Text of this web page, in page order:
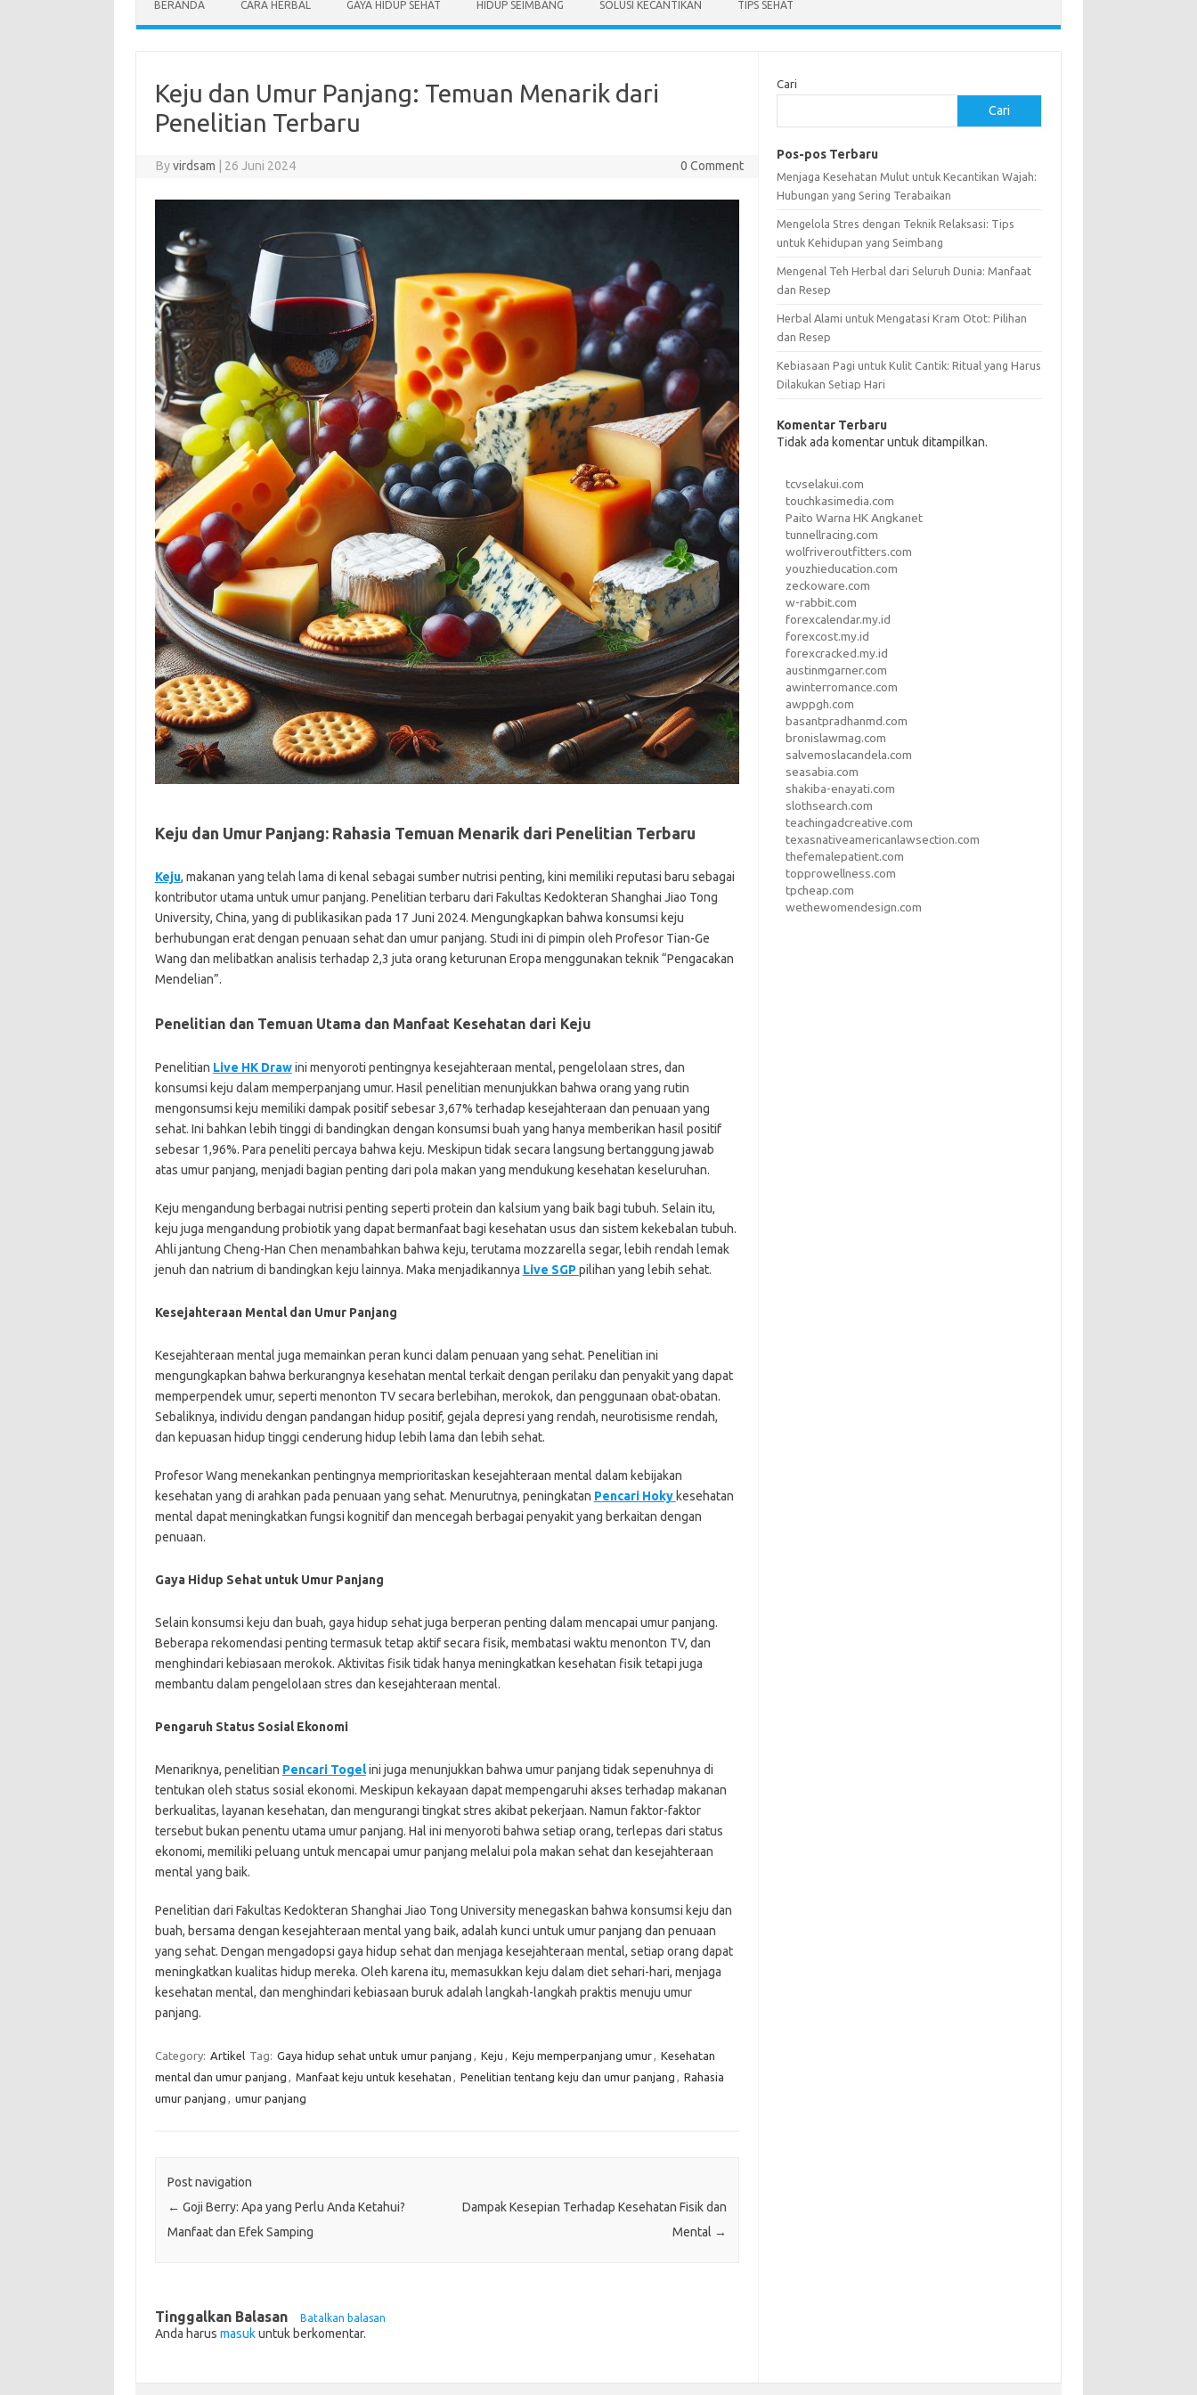
BERANDA CARA HERBAL GAYA HIDUP SEHAT HIDUP SEIMBANG SOLUSI KECANTIKAN TIPS SEHAT
Keju dan Umur Panjang: Temuan Menarik dari
Penelitian Terbaru
Byvirdsam 26 Juni 2024 0 Comment
Keju dan Umur Panjang: Rahasia Temuan Menarik dari Penelitian Terbaru
Keju, makanan yang telah lama di kenal sebagai sumber nutrisi penting, kini memiliki reputasi baru sebagai
kontributor utama untuk umur panjang. Penelitian terbaru dari Fakultas Kedokteran Shanghai Jiao Tong
University, China, yang di publikasikan pada 17 Juni 2024. Mengungkapkan bahwa konsumsi keju
berhubungan erat dengan penuaan sehat dan umur panjang. Studi ini di pimpin oleh Profesor Tian-Ge
Wang dan melibatkan analisis terhadap 2,3 juta orang keturunan Eropa menggunakan teknik “Pengacakan
Mendelian”.
Penelitian dan Temuan Utama dan Manfaat Kesehatan dari Keju
Penelitian Live HK Drawini menyoroti pentingnya kesejahteraan mental, pengelolaan stres, dan
konsumsi keju dalam memperpanjang umur. Hasil penelitian menunjukkan bahwa orang yang rutin
mengonsumsi keju memiliki dampak positif sebesar 3,67% terhadap kesejahteraan dan penuaan yang
sehat. Ini bahkan lebih tinggi di bandingkan dengan konsumsi buah yang hanya memberikan hasil positif
sebesar 1,96%. Para peneliti percaya bahwa keju. Meskipun tidak secara langsung bertanggung jawab
atas umur panjang, menjadi bagian penting dari pola makan yang mendukung kesehatan keseluruhan.
Keju mengandung berbagai nutrisi penting seperti protein dan kalsium yang baik bagi tubuh. Selain itu,
keju juga mengandung probiotik yang dapat bermanfaat bagi kesehatan usus dan sistem kekebalan tubuh.
Ahli jantung Cheng-Han Chen menambahkan bahwa keju, terutama mozzarella segar, lebih rendah lemak
jenuh dan natrium di bandingkan keju lainnya. Maka menjadikannya Live SGPpilihan yang lebih sehat.
Kesejahteraan Mental dan Umur Panjang
Kesejahteraan mental juga memainkan peran kunci dalam penuaan yang sehat. Penelitian ini
mengungkapkan bahwa berkurangnya kesehatan mental terkait dengan perilaku dan penyakit yang dapat
memperpendek umur, seperti menonton TV secara berlebihan, merokok, dan penggunaan obat-obatan.
Sebaliknya, individu dengan pandangan hidup positif, gejala depresi yang rendah, neurotisisme rendah,
dan kepuasan hidup tinggi cenderung hidup lebih lama dan lebih sehat.
Profesor Wang menekankan pentingnya memprioritaskan kesejahteraan mental dalam kebijakan
kesehatan yang di arahkan pada penuaan yang sehat. Menurutnya, peningkatan Pencari Hoky kesehatan
mental dapat meningkatkan fungsi kognitif dan mencegah berbagai penyakit yang berkaitan dengan
penuaan.
Gaya Hidup Sehat untuk Umur Panjang
Selain konsumsi keju dan buah, gaya hidup sehat juga berperan penting dalam mencapai umur panjang.
Beberapa rekomendasi penting termasuk tetap aktif secara fisik, membatasi waktu menonton TV, dan
menghindari kebiasaan merokok. Aktivitas fisik tidak hanya meningkatkan kesehatan fisik tetapi juga
membantu dalam pengelolaan stres dan kesejahteraan mental.
Pengaruh Status Sosial Ekonomi
Menariknya, penelitian Pencari Togelini juga menunjukkan bahwa umur panjang tidak sepenuhnya di
tentukan oleh status sosial ekonomi. Meskipun kekayaan dapat mempengaruhi akses terhadap makanan
berkualitas, layanan kesehatan, dan mengurangi tingkat stres akibat pekerjaan. Namun faktor-faktor
tersebut bukan penentu utama umur panjang. Hal ini menyoroti bahwa setiap orang, terlepas dari status
ekonomi, memiliki peluang untuk mencapai umur panjang melalui pola makan sehat dan kesejahteraan
mental yang baik.
Penelitian dari Fakultas Kedokteran Shanghai Jiao Tong University menegaskan bahwa konsumsi keju dan
buah, bersama dengan kesejahteraan mental yang baik, adalah kunci untuk umur panjang dan penuaan
yang sehat. Dengan mengadopsi gaya hidup sehat dan menjaga kesejahteraan mental, setiap orang dapat
meningkatkan kualitas hidup mereka. Oleh karena itu, memasukkan keju dalam diet sehari-hari, menjaga
kesehatan mental, dan menghindari kebiasaan buruk adalah langkah-langkah praktis menuju umur
panjang.
Category: Artikel Tag: Gaya hidup sehat untuk umur panjang , Keju , Keju memperpanjang umur, Kesehatan
mental dan umur panjang , Manfaat keju untuk kesehatan , Penelitian tentang keju dan umur panjang , Rahasia
umur panjang , umur panjang
Post navigation
← Goji Berry: Apa yang Perlu Anda Ketahui?
Manfaat dan Efek Samping
Dampak Kesepian Terhadap Kesehatan Fisik dan
Mental →
Tinggalkan Balasan Batalkan balasan
Anda harus masukuntuk berkomentar.
Cari
Cari
Pos-pos Terbaru
Menjaga Kesehatan Mulut untuk Kecantikan Wajah:
Hubungan yang Sering Terabaikan
Mengelola Stres dengan Teknik Relaksasi: Tips
untuk Kehidupan yang Seimbang
Mengenal Teh Herbal dari Seluruh Dunia: Manfaat
dan Resep
Herbal Alami untuk Mengatasi Kram Otot: Pilihan
dan Resep
Kebiasaan Pagi untuk Kulit Cantik: Ritual yang Harus
Dilakukan Setiap Hari
Komentar Terbaru
Tidak ada komentar untuk ditampilkan.
tcvselakui.com
touchkasimedia.com
Paito Warna HK Angkanet
tunnellracing.com
wolfriveroutfitters.com
youzhieducation.com
zeckoware.com
w-rabbit.com
forexcalendar.my.id
forexcost.my.id
forexcracked.my.id
austinmgarner.com
awinterromance.com
awppgh.com
basantpradhanmd.com
bronislawmag.com
salvemoslacandela.com
seasabia.com
shakiba-enayati.com
slothsearch.com
teachingadcreative.com
texasnativeamericanlawsection.com
thefemalepatient.com
topprowellness.com
tpcheap.com
wethewomendesign.com